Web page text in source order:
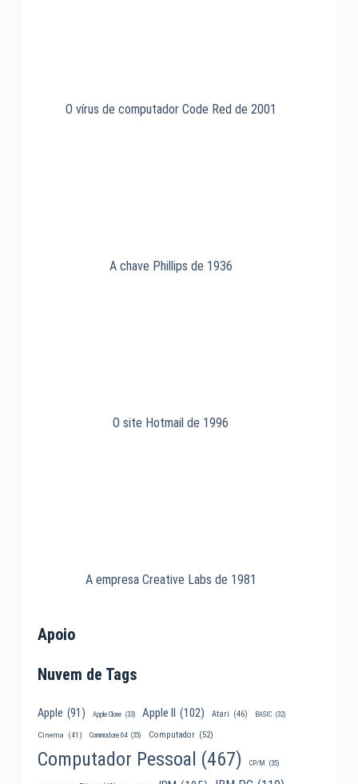
O vírus de computador Code Red de 2001
A chave Phillips de 1936
O site Hotmail de 1996
A empresa Creative Labs de 1981
Apoio
Nuvem de Tags
Apple (91) Apple Clone (33) Apple II (102) Atari (46) BASIC (32)
Cinema (41) Commodore 64 (35) Computador (52)
Computador Pessoal (467) CP/M (35)